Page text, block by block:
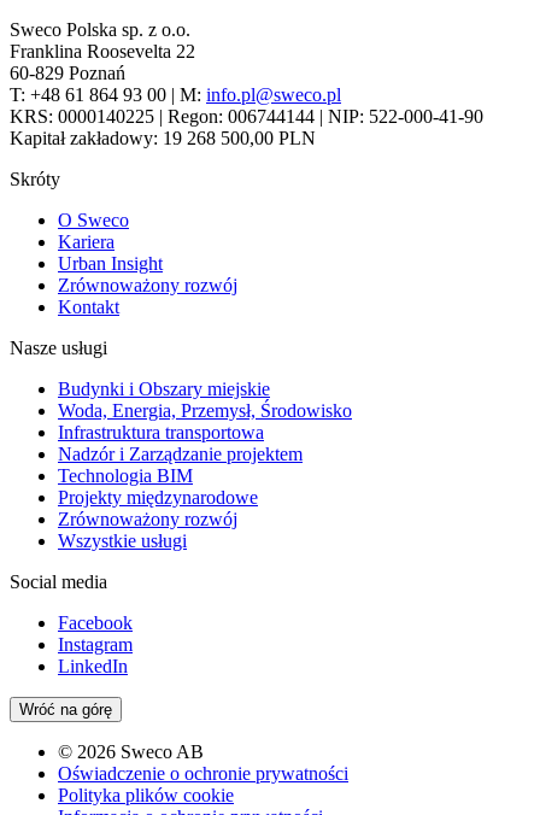
Sweco Polska sp. z o.o.
Franklina Roosevelta 22
60-829 Poznań
T: +48 61 864 93 00 | M: info.pl@sweco.pl
KRS: 0000140225 | Regon: 006744144 | NIP: 522-000-41-90
Kapitał zakładowy: 19 268 500,00 PLN
Skróty
O Sweco
Kariera
Urban Insight
Zrównoważony rozwój
Kontakt
Nasze usługi
Budynki i Obszary miejskie
Woda, Energia, Przemysł, Środowisko
Infrastruktura transportowa
Nadzór i Zarządzanie projektem
Technologia BIM
Projekty międzynarodowe
Zrównoważony rozwój
Wszystkie usługi
Social media
Facebook
Instagram
LinkedIn
Wróć na górę
© 2026 Sweco AB
Oświadczenie o ochronie prywatności
Polityka plików cookie